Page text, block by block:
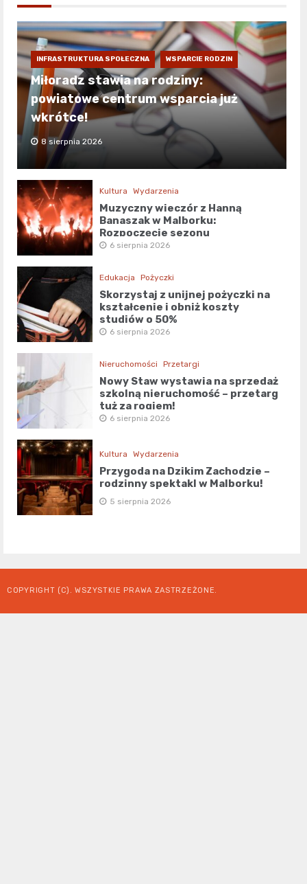
INFRASTRUKTURA SPOŁECZNA WSPARCIE RODZIN
Miłoradz stawia na rodziny:
powiatowe centrum wsparcia już
wkrótce!
8 sierpnia 2026
Kultura Wydarzenia
Muzyczny wieczór z Hanną
Banaszak w Malborku:
Rozpoczęcie sezonu
kulturalnego!
6 sierpnia 2026
Edukacja Pożyczki
Skorzystaj z unijnej pożyczki na
kształcenie i obniż koszty
studiów o 50%
6 sierpnia 2026
Nieruchomości Przetargi
Nowy Staw wystawia na sprzedaż
szkolną nieruchomość – przetarg
tuż za rogiem!
6 sierpnia 2026
Kultura Wydarzenia
Przygoda na Dzikim Zachodzie –
rodzinny spektakl w Malborku!
5 sierpnia 2026
COPYRIGHT (C). WSZYSTKIE PRAWA ZASTRZEŻONE.